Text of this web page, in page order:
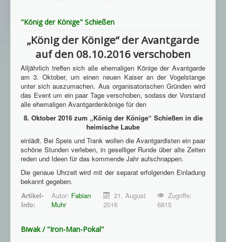
"König der Könige" Schießen
„König der Könige“ der Avantgarde
auf den 08.10.2016 verschoben
Alljährlich treffen sich alle ehemaligen Könige der Avantgarde
am 3. Oktober, um einen neuen Kaiser an der Vogelstange
unter sich auszumachen. Aus organisatorischen Gründen wird
das Event um ein paar Tage verschoben, sodass der Vorstand
alle ehemaligen Avantgardenkönige für den
8. Oktober 2016 zum „König der Könige“ Schießen in die
heimische Laube
einlädt. Bei Speis und Trank wollen die Avantgardisten ein paar
schöne Stunden verleben, in geselliger Runde über alte Zeiten
reden und Ideen für das kommende Jahr aufschnappen.
Die genaue Uhrzeit wird mit der separat erfolgenden Einladung
bekannt gegeben.
Artikel-
Info:
Autor: Fabian
Muhr
21. August
2016
Zugriffe:
6815
Biwak / "Iron-Man-Pokal"